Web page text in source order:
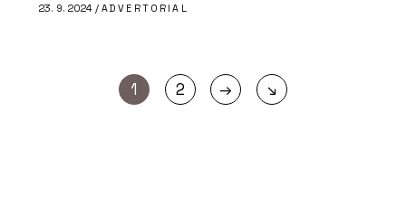
23. 9. 2024 / ADVERTORIAL
1 2 → ↘